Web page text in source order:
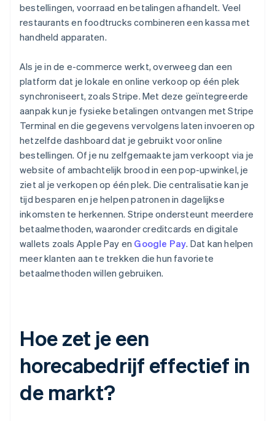
bestellingen, voorraad en betalingen afhandelt. Veel
restaurants en foodtrucks combineren een kassa met
handheld apparaten.
Als je in de e-commerce werkt, overweeg dan een
platform dat je lokale en online verkoop op één plek
synchroniseert, zoals Stripe. Met deze geïntegreerde
aanpak kun je fysieke betalingen ontvangen met Stripe
Terminal en die gegevens vervolgens laten invoeren op
hetzelfde dashboard dat je gebruikt voor online
bestellingen. Of je nu zelfgemaakte jam verkoopt via je
website of ambachtelijk brood in een pop-upwinkel, je
ziet al je verkopen op één plek. Die centralisatie kan je
tijd besparen en je helpen patronen in dagelijkse
inkomsten te herkennen. Stripe ondersteunt meerdere
betaalmethoden, waaronder creditcards en digitale
wallets zoals Apple Pay en Google Pay. Dat kan helpen
meer klanten aan te trekken die hun favoriete
betaalmethoden willen gebruiken.
Hoe zet je een
horecabedrijf effectief in
de markt?